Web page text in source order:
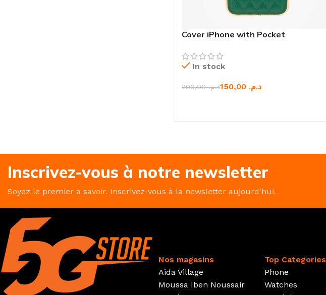
Cover iPhone with Pocket
In stock
د.م.200,00 د.م. 150,00
Inscrivez-vous à notre newsletter
Soyez le premier à savoir. Inscrivez-vous à la newsletter aujourd'hui.
Nos magasins
Aida Village
Moussa Iben Noussair
Top Categories
Phone
Watches